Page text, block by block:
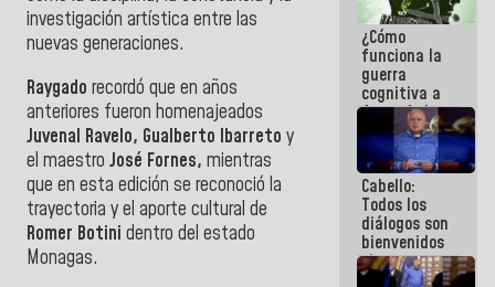
investigación artística entre las
nuevas generaciones.
Raygado recordó que en años
anteriores fueron homenajeados
Juvenal Ravelo, Gualberto Ibarreto y
el maestro José Fornes, mientras
que en esta edición se reconoció la
trayectoria y el aporte cultural de
Romer Botini dentro del estado
Monagas.
en el
Aeropuerto
Internacional
de
Maiquetía
¿Cómo
funciona la
guerra
cognitiva a
favor de la
narrativa
hegemónica?
(1)
Cabello:
Todos los
diálogos son
bienvenidos
siempre que
estén en el